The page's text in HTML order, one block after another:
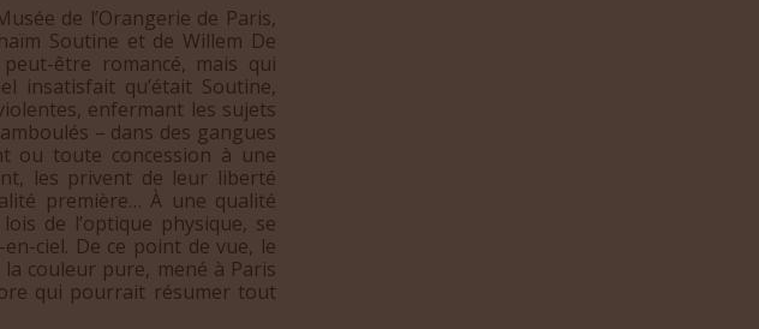
de l’Orangerie de Paris,
Soutine et de Willem De
être romancé, mais qui
insatisfait qu’était Soutine,
enfermant les sujets
– dans des gangues
ou toute concession à une
les privent de leur liberté
première… À une qualité
de l’optique physique, se
ciel. De ce point de vue, le
couleur pure, mené à Paris
qui pourrait résumer tout